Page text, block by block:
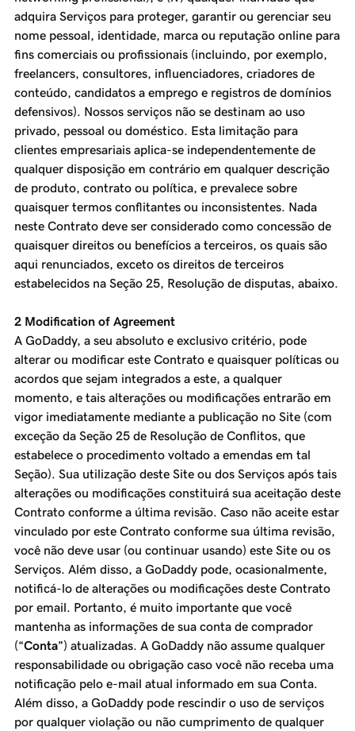
adquira Serviços para proteger, garantir ou gerenciar seu
nome pessoal, identidade, marca ou reputação online para
fins comerciais ou profissionais (incluindo, por exemplo,
freelancers, consultores, influenciadores, criadores de
conteúdo, candidatos a emprego e registros de domínios
defensivos). Nossos serviços não se destinam ao uso
privado, pessoal ou doméstico. Esta limitação para
clientes empresariais aplica-se independentemente de
qualquer disposição em contrário em qualquer descrição
de produto, contrato ou política, e prevalece sobre
quaisquer termos conflitantes ou inconsistentes. Nada
neste Contrato deve ser considerado como concessão de
quaisquer direitos ou benefícios a terceiros, os quais são
aqui renunciados, exceto os direitos de terceiros
estabelecidos na Seção 25, Resolução de disputas, abaixo.
2 Modification of Agreement
A GoDaddy, a seu absoluto e exclusivo critério, pode
alterar ou modificar este Contrato e quaisquer políticas ou
acordos que sejam integrados a este, a qualquer
momento, e tais alterações ou modificações entrarão em
vigor imediatamente mediante a publicação no Site (com
exceção da Seção 25 de Resolução de Conflitos, que
estabelece o procedimento voltado a emendas em tal
Seção). Sua utilização deste Site ou dos Serviços após tais
alterações ou modificações constituirá sua aceitação deste
Contrato conforme a última revisão. Caso não aceite estar
vinculado por este Contrato conforme sua última revisão,
você não deve usar (ou continuar usando) este Site ou os
Serviços. Além disso, a GoDaddy pode, ocasionalmente,
notificá-lo de alterações ou modificações deste Contrato
por email. Portanto, é muito importante que você
mantenha as informações de sua conta de comprador
(“Conta”) atualizadas. A GoDaddy não assume qualquer
responsabilidade ou obrigação caso você não receba uma
notificação pelo e-mail atual informado em sua Conta.
Além disso, a GoDaddy pode rescindir o uso de serviços
por qualquer violação ou não cumprimento de qualquer